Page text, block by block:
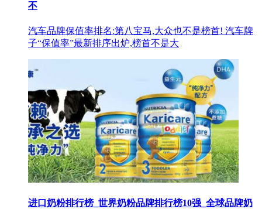
不
汽车品牌保值率排名:第八宝马,大众也不是榜首! 汽车牌
子“保值率”最新排序出炉,榜首不是大
进口奶粉排行榜_世界奶粉品牌排行榜10强_全球品牌奶